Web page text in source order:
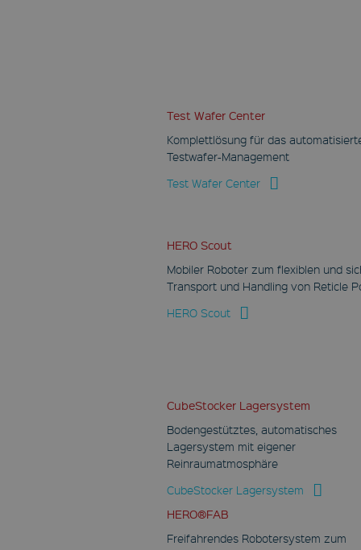
Test Wafer Center
Komplettlösung für das
Testwafer-Management
Test Wafer Center
HERO Scout
Mobiler Roboter zum flexiblen und
Transport und Handling von Reticle
HERO Scout
CubeStocker Lagersystem
Bodengestütztes, automatisches
Lagersystem mit eigener
Reinraumatmosphäre
CubeStocker Lagersystem
HERO®FAB
Freifahrendes Robotersystem zum